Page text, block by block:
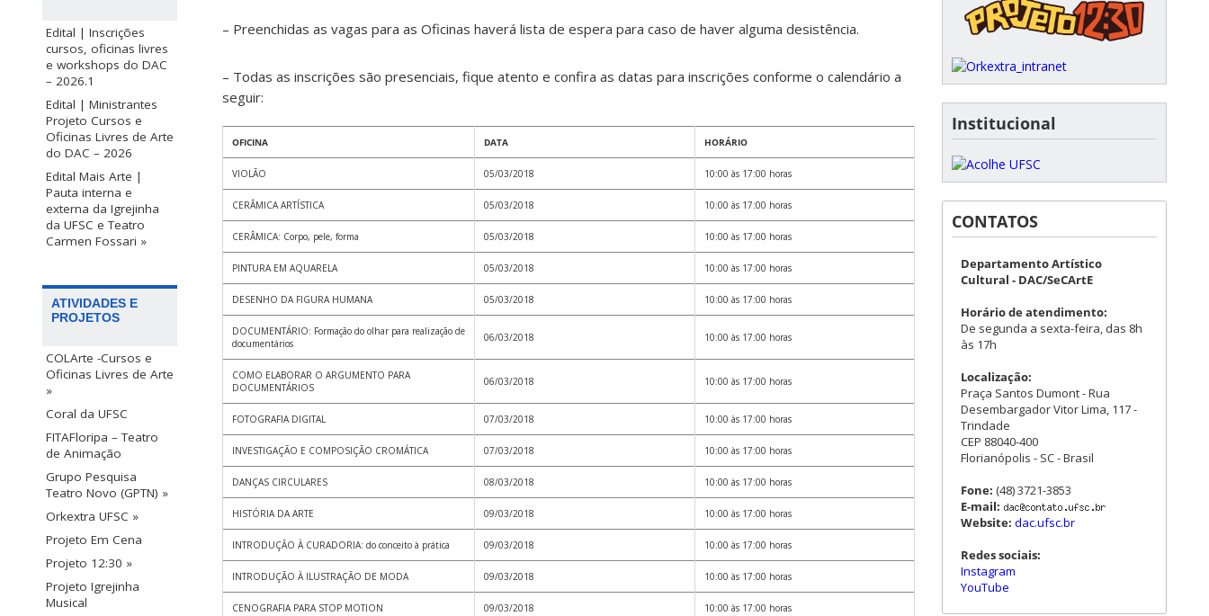
Edital | Inscrições
cursos, oficinas livres
e workshops do DAC
– 2026.1
Edital | Ministrantes
Projeto Cursos e
Oficinas Livres de Arte
do DAC – 2026
Edital Mais Arte |
Pauta interna e
externa da Igrejinha
da UFSC e Teatro
Carmen Fossari »
ATIVIDADES E
PROJETOS
COLArte -Cursos e
Oficinas Livres de Arte
»
Coral da UFSC
FITAFloripa – Teatro
de Animação
Grupo Pesquisa
Teatro Novo (GPTN) »
Orkextra UFSC »
Projeto Em Cena
Projeto 12:30 »
Projeto Igrejinha
Musical
– Preenchidas as vagas para as Oficinas haverá lista de espera para caso de haver alguma desistência.
– Todas as inscrições são presenciais, fique atento e confira as datas para inscrições conforme o calendário a
seguir:
OFICINA DATA HORÁRIO
VIOLÃO 05/03/2018 10:00 às 17:00 horas
CERÂMICA ARTÍSTICA 05/03/2018 10:00 às 17:00 horas
CERÂMICA: Corpo, pele, forma 05/03/2018 10:00 às 17:00 horas
PINTURA EM AQUARELA 05/03/2018 10:00 às 17:00 horas
DESENHO DA FIGURA HUMANA 05/03/2018 10:00 às 17:00 horas
DOCUMENTÁRIO: Formação do olhar para realização de
documentários
06/03/2018 10:00 às 17:00 horas
COMO ELABORAR O ARGUMENTO PARA
DOCUMENTÁRIOS
06/03/2018 10:00 às 17:00 horas
FOTOGRAFIA DIGITAL 07/03/2018 10:00 às 17:00 horas
INVESTIGAÇÃO E COMPOSIÇÃO CROMÁTICA 07/03/2018 10:00 às 17:00 horas
DANÇAS CIRCULARES 08/03/2018 10:00 às 17:00 horas
HISTÓRIA DA ARTE 09/03/2018 10:00 às 17:00 horas
INTRODUÇÃO À CURADORIA: do conceito à prática 09/03/2018 10:00 às 17:00 horas
INTRODUÇÃO À ILUSTRAÇÃO DE MODA 09/03/2018 10:00 às 17:00 horas
CENOGRAFIA PARA STOP MOTION 09/03/2018 10:00 às 17:00 horas
Institucional
CONTATOS
Departamento Artístico
Cultural - DAC/SeCArtE
Horário de atendimento:
De segunda a sexta-feira, das 8h
às 17h
Localização:
Praça Santos Dumont - Rua
Desembargador Vitor Lima, 117 -
Trindade
CEP 88040-400
Florianópolis - SC - Brasil
Fone: (48) 3721-3853
E-mail:
Website: dac.ufsc.br
Redes sociais:
Instagram
YouTube